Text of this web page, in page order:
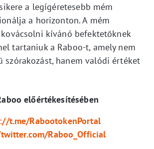
a legígéretesebb mém
a horizonton. A mém
kívánó befektetőknek
tartaniuk a Raboo-t, amely nem
szórakozást, hanem valódi értéket
előértékesítésében
t.me/RabootokenPortal
Raboo_Official